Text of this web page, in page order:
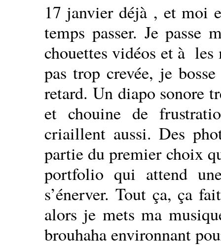
17 janvier déjà , et moi
temps passer. Je
chouettes vidéos et à
pas trop crevée, je
retard. Un diapo sonore
et chouine de
criaillent aussi. Des
partie du premier choix
portfolio qui attend
s’énerver. Tout ça, ça
alors je mets ma
brouhaha environnant